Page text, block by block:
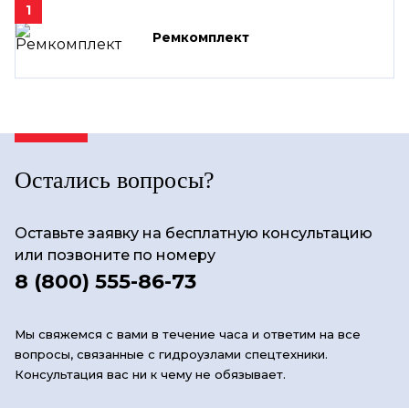
1
Ремкомплект
Остались вопросы?
Оставьте заявку на бесплатную консультацию
или позвоните по номеру
8 (800) 555-86-73
Мы свяжемся с вами в течение часа и ответим на все
вопросы, связанные с гидроузлами спецтехники.
Консультация вас ни к чему не обязывает.